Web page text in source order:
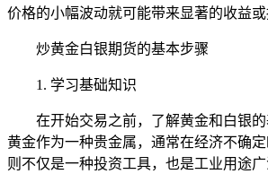
价格的小幅波动就可能带来显著的收益或
炒黄金白银期货的基本步骤
1. 学习基础知识
在开始交易之前，了解黄金和白银的
黄金作为一种贵金属，通常在经济不确
则不仅是一种投资工具，也是工业用途广